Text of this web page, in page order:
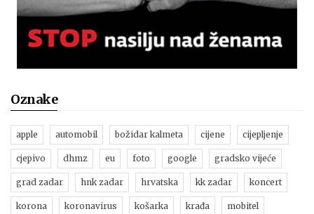
Oznake
apple automobil božidar kalmeta cijene cijepljenje
cjepivo dhmz eu foto google gradsko vijeće
grad zadar hnk zadar hrvatska kk zadar koncert
korona koronavirus košarka krađa mobitel